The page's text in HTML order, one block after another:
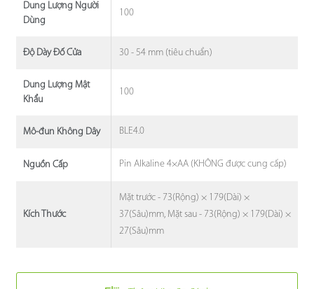
Dung Lượng Người
Dùng
100
Độ Dày Đố Cửa 30 - 54 mm (tiêu chuẩn)
Dung Lượng Mật
Khẩu
100
Mô-đun Không Dây BLE4.0
Nguồn Cấp Pin Alkaline 4×AA (KHÔNG được cung cấp)
Kích Thước
Mặt trước - 73(Rộng) × 179(Dài) ×
37(Sâu)mm, Mặt sau - 73(Rộng) × 179(Dài) ×
27(Sâu)mm